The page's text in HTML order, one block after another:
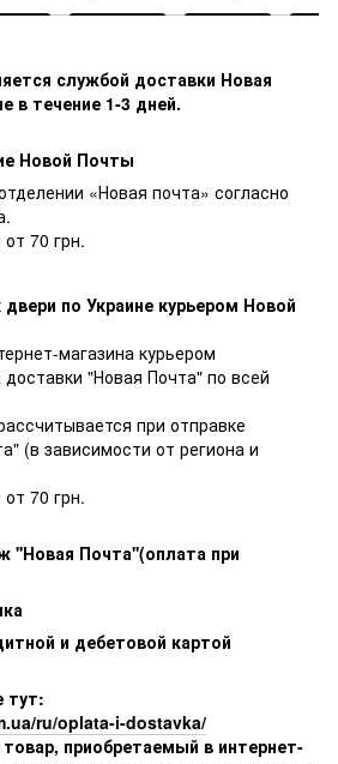
службой доставки Новая
в течение 1-3 дней.
Новой Почты
«Новая почта» согласно
70 грн.
по Украине курьером Новой
магазина курьером
"Новая Почта" по всей
при отправке
(в зависимости от региона и
70 грн.
''Новая Почта''(оплата при
и дебетовой картой
тут:
ru/oplata-i-dostavka/
приобретаемый в интернет-